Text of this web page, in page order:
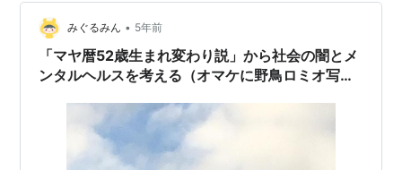
みぐるみん • 5年前
「マヤ暦52歳生まれ変わり説」から社会の闇とメ
ンタルヘルスを考える（オマケに野鳥ロミオ写